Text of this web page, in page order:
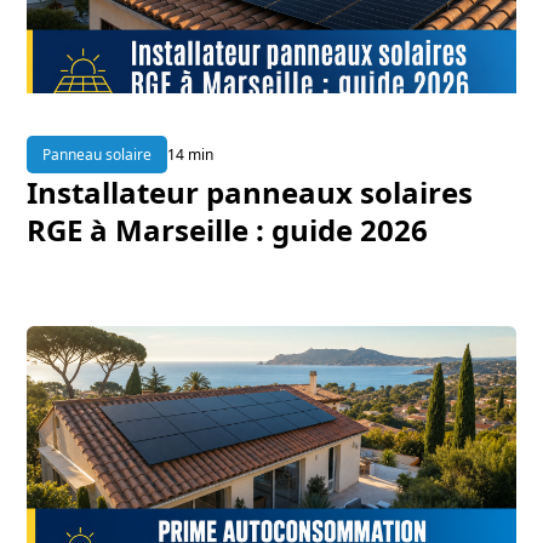
Panneau solaire 14 min
Installateur panneaux solaires
RGE à Marseille : guide 2026